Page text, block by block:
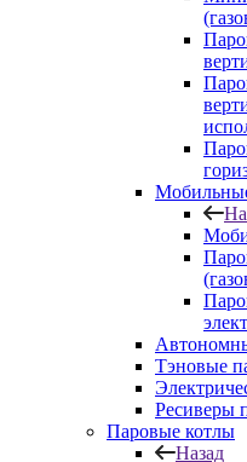
Тэновые
Ресиверы
Паровые котлы
Назад